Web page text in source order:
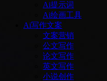
Ai提示词
Ai绘画工具
Ai写作文案
文案营销
公文写作
论文写作
英文写作
小说创作